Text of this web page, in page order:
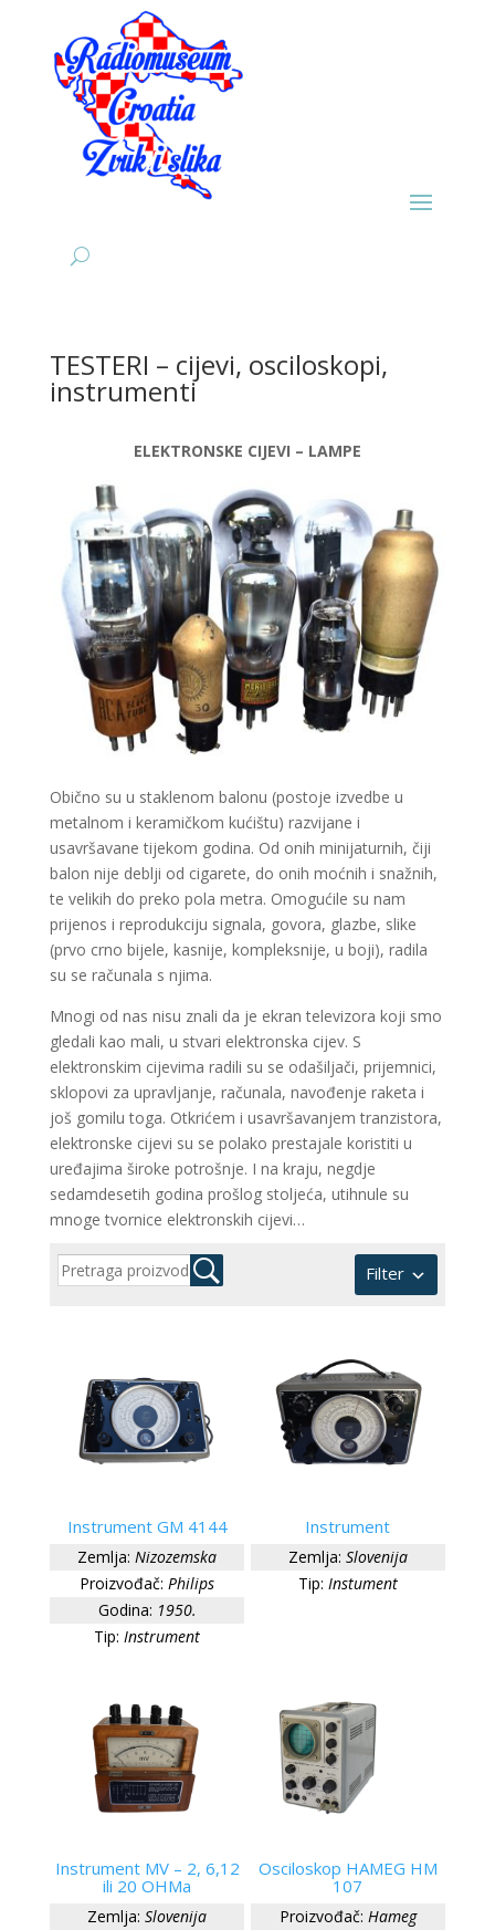
TESTERI – cijevi, osciloskopi,
instrumenti
ELEKTRONSKE CIJEVI – LAMPE
Obično su u staklenom balonu (postoje izvedbe u
metalnom i keramičkom kućištu) razvijane i
usavršavane tijekom godina. Od onih minijaturnih, čiji
balon nije deblji od cigarete, do onih moćnih i snažnih,
te velikih do preko pola metra. Omogućile su nam
prijenos i reprodukciju signala, govora, glazbe, slike
(prvo crno bijele, kasnije, kompleksnije, u boji), radila
su se računala s njima.
Mnogi od nas nisu znali da je ekran televizora koji smo
gledali kao mali, u stvari elektronska cijev. S
elektronskim cijevima radili su se odašiljači, prijemnici,
sklopovi za upravljanje, računala, navođenje raketa i
još gomilu toga. Otkrićem i usavršavanjem tranzistora,
elektronske cijevi su se polako prestajale koristiti u
uređajima široke potrošnje. I na kraju, negdje
sedamdesetih godina prošlog stoljeća, utihnule su
mnoge tvornice elektronskih cijevi…
Filter
Instrument GM 4144
Zemlja: Nizozemska
Proizvođač: Philips
Godina: 1950.
Tip: Instrument
Instrument
Zemlja: Slovenija
Tip: Instument
Instrument MV – 2, 6,12
ili 20 OHMa
Zemlja: Slovenija
Osciloskop HAMEG HM
107
Proizvođač: Hameg